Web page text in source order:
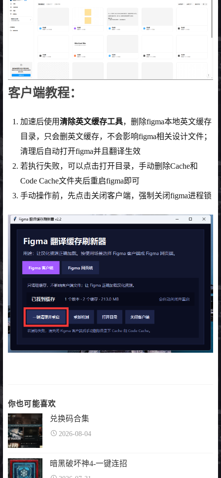
客户端教程：
加速后使用清除英文缓存工具，删除figma本地英文缓存
目录，只会删英文缓存，不会影响figma相关设计文件；
清理后自动打开figma并且翻译生效
若执行失败，可以点击打开目录，手动删除Cache和
Code Cache文件夹后重启figma即可
手动操作前，先点击关闭客户端，强制关闭figma进程锁
你也可能喜欢
兑换码合集
2026-08-04
暗黑破坏神4-一键连招